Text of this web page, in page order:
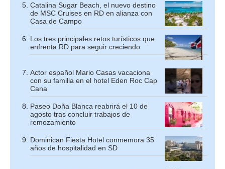
Catalina Sugar Beach, el nuevo destino
de MSC Cruises en RD en alianza con
Casa de Campo
Los tres principales retos turísticos que
enfrenta RD para seguir creciendo
Actor español Mario Casas vacaciona
con su familia en el hotel Eden Roc Cap
Cana
Paseo Doña Blanca reabrirá el 10 de
agosto tras concluir trabajos de
remozamiento
Dominican Fiesta Hotel conmemora 35
años de hospitalidad en SD